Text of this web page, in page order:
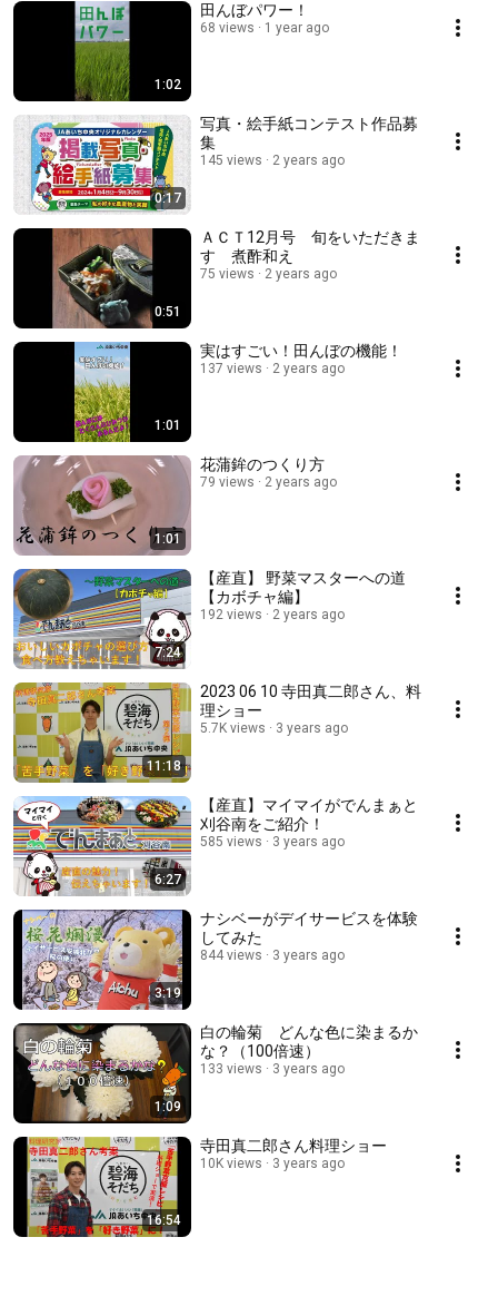
1:02
田んぼパワー！
68 views 1 year ago
0:17
写真・絵手紙コンテスト作品募
集
145 views 2 years ago
0:51
ＡＣＴ12月号 旬をいただきま
す 煮酢和え
75 views 2 years ago
1:01
実はすごい！田んぼの機能！
137 views 2 years ago
1:01
花蒲鉾のつくり方
79 views 2 years ago
7:24
【産直】 野菜マスターへの道
【カボチャ編】
192 views 2 years ago
11:18
2023 06 10 寺田真二郎さん、料
理ショー
5.7K views 3 years ago
6:27
【産直】マイマイがでんまぁと
刈谷南をご紹介！
585 views 3 years ago
3:19
ナシベーがデイサービスを体験
してみた
844 views 3 years ago
1:09
白の輪菊 どんな色に染まるか
な？（100倍速）
133 views 3 years ago
16:54
寺田真二郎さん料理ショー
10K views 3 years ago